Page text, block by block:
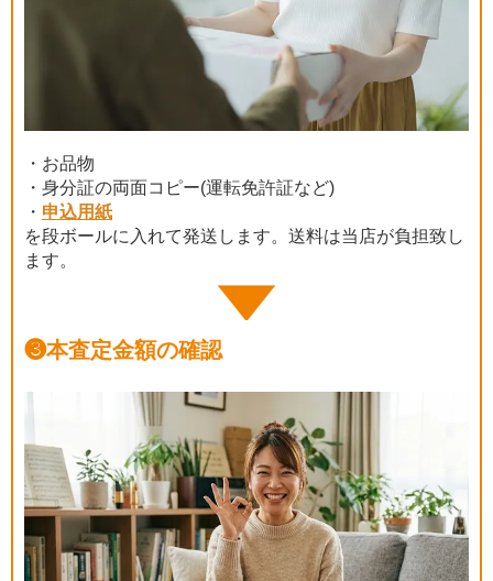
・お品物
・身分証の両面コピー(運転免許証など)
・ 申込用紙
を段ボールに入れて発送します。送料は当店が負担致し
ます。
❸本査定金額の確認